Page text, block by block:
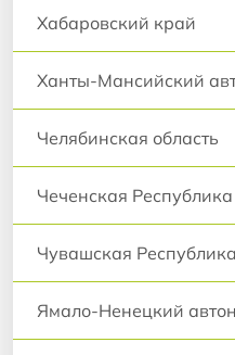
Хабаровский край
Ханты-Мансийский
Челябинская область
Чеченская Республика
Чувашская Республика
Ямало-Ненецкий